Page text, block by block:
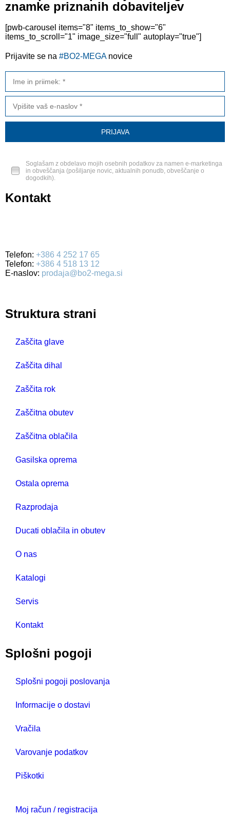
znamke priznanih dobaviteljev
[pwb-carousel items="8" items_to_show="6"
items_to_scroll="1" image_size="full" autoplay="true"]
Prijavite se na #BO2-MEGAnovice
Soglašam z obdelavo mojih osebnih podatkov za namen e-marketinga
in obveščanja (pošiljanje novic, aktualnih ponudb, obveščanje o
dogodkih).
Kontakt
Telefon: +386 4 252 17 65
Telefon: +386 4 518 13 12
E-naslov: prodaja@bo2-mega.si
Struktura strani
Zaščita glave
Zaščita dihal
Zaščita rok
Zaščitna obutev
Zaščitna oblačila
Gasilska oprema
Ostala oprema
Razprodaja
Ducati oblačila in obutev
O nas
Katalogi
Servis
Kontakt
Splošni pogoji
Splošni pogoji poslovanja
Informacije o dostavi
Vračila
Varovanje podatkov
Piškotki
Moj račun / registracija